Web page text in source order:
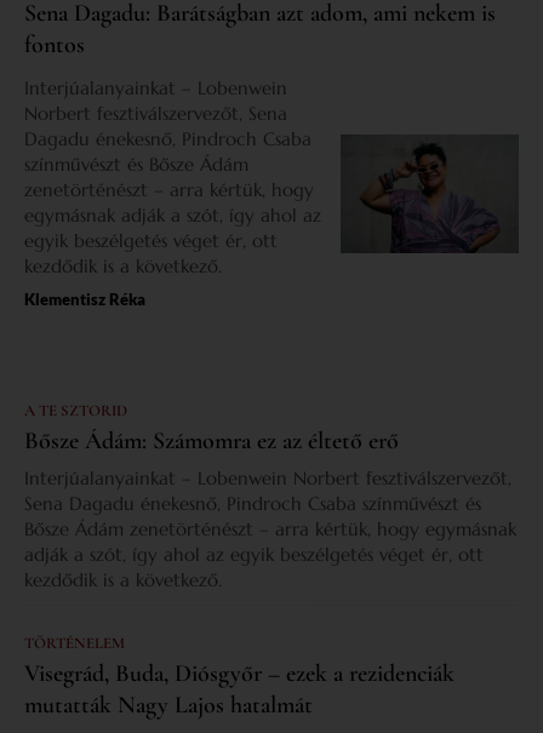
Sena Dagadu: Barátságban azt adom, ami nekem is
fontos
Interjúalanyainkat – Lobenwein
Norbert fesztiválszervezőt, Sena
Dagadu énekesnő, Pindroch Csaba
színművészt és Bősze Ádám
zenetörténészt – arra kértük, hogy
egymásnak adják a szót, így ahol az
egyik beszélgetés véget ér, ott
kezdődik is a következő.
Klementisz Réka
A TE SZTORID
Bősze Ádám: Számomra ez az éltető erő
Interjúalanyainkat – Lobenwein Norbert fesztiválszervezőt,
Sena Dagadu énekesnő, Pindroch Csaba színművészt és
Bősze Ádám zenetörténészt – arra kértük, hogy egymásnak
adják a szót, így ahol az egyik beszélgetés véget ér, ott
kezdődik is a következő.
TÖRTÉNELEM
Visegrád, Buda, Diósgyőr – ezek a rezidenciák
mutatták Nagy Lajos hatalmát